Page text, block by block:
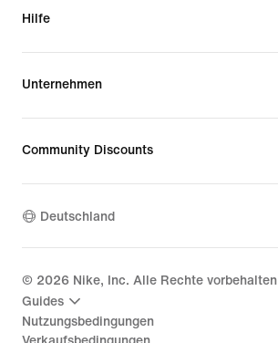
Hilfe
Unternehmen
Community Discounts
Deutschland
© 2026 Nike, Inc. Alle Rechte vorbehalten
Guides
Nutzungsbedingungen